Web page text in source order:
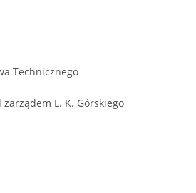
Technicznego
L. K. Górskiego